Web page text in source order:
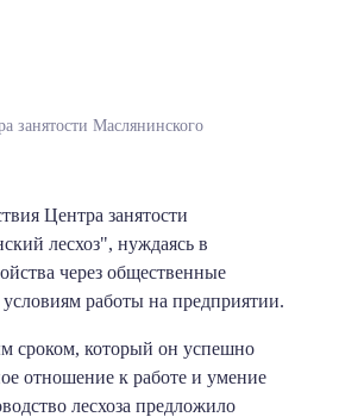
занятости Маслянинского
Центра занятости
лесхоз", нуждаясь в
через общественные
работы на предприятии.
сроком, который он успешно
отношение к работе и умение
лесхоза предложило